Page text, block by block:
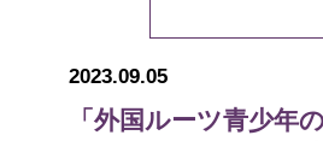
2023.09.05
「外国ルーツ青少年